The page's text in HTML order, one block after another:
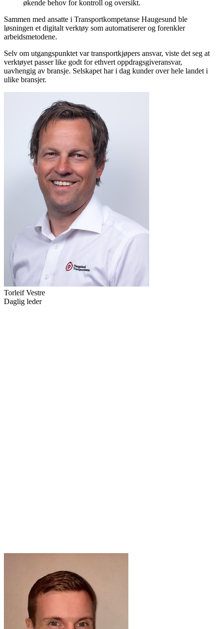
økende behov for kontroll og oversikt.
Sammen med ansatte i Transportkompetanse Haugesund ble
løsningen et digitalt verktøy som automatiserer og forenkler
arbeidsmetodene.
Selv om utgangspunktet var transportkjøpers ansvar, viste det seg at
verktøyet passer like godt for ethvert oppdragsgiveransvar,
uavhengig av bransje. Selskapet har i dag kunder over hele landet i
ulike bransjer.
Torleif Vestre
Daglig leder